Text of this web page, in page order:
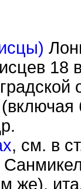
18
, см. в
же),